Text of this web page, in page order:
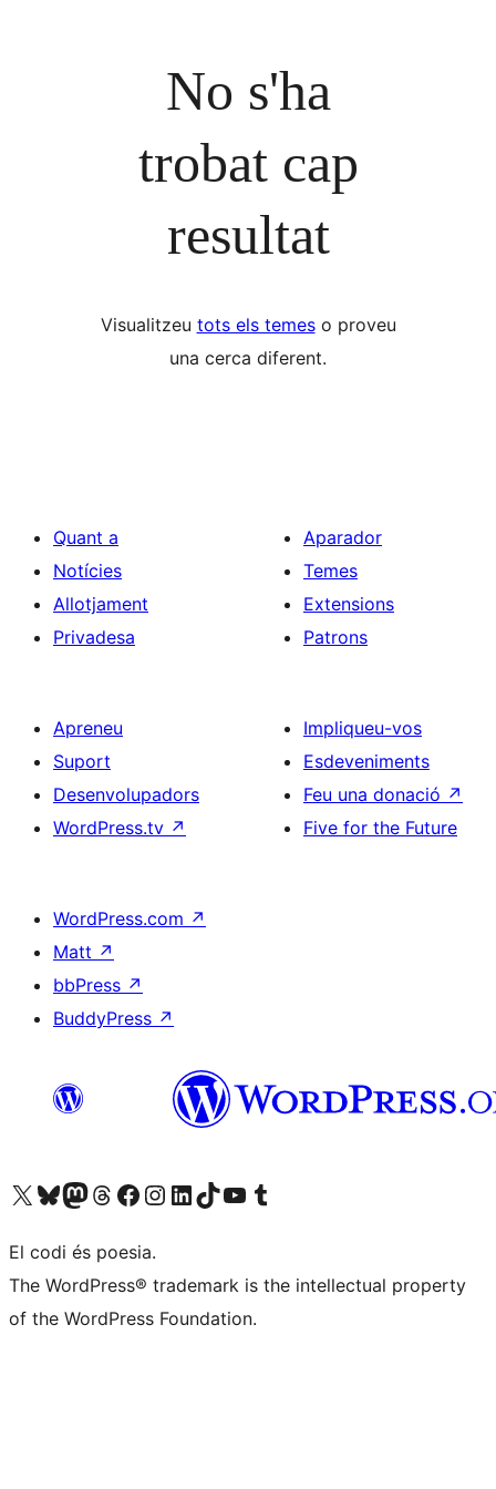
No s'ha
trobat cap
resultat
Visualitzeu tots els temeso proveu
una cerca diferent.
Quant a
Notícies
Allotjament
Privadesa
Aparador
Temes
Extensions
Patrons
Apreneu
Suport
Desenvolupadors
WordPress.tv ↗
Impliqueu-vos
Esdeveniments
Feu una donació ↗
Five for the Future
WordPress.com ↗
Matt ↗
bbPress ↗
BuddyPress ↗
Visiteu el nostre compte X (abans Twitter)
Visiteu el nostre compte de Bluesky
Visiteu el nostre compte al Mastodon
Visiteu el nostre compte de Threads
Visiteu la nostra pàgina al Facebook
Visiteu el nostre compte d'Instagram
Visiteu el nostre compte de LinkedIn
Visiteu el nostre compte de TikTok
Visiteu el nostre canal al YouTube
Visiteu el nostre compte de Tumblr
El codi és poesia.
The WordPress® trademark is the intellectual property
of the WordPress Foundation.